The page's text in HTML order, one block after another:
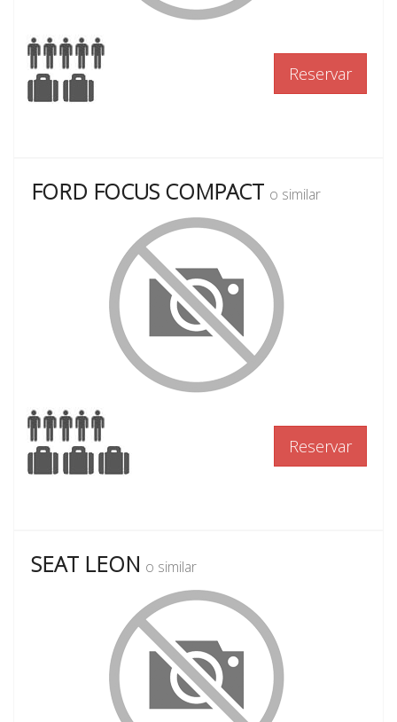
Reservar
FORD FOCUS COMPACT o similar
Reservar
SEAT LEON o similar